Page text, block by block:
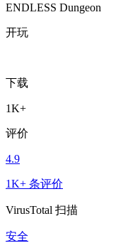
ENDLESS Dungeon
开玩
下载
1K+
评价
4.9
1K+ 条评价
VirusTotal 扫描
安全